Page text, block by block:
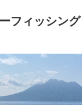
フィッシン